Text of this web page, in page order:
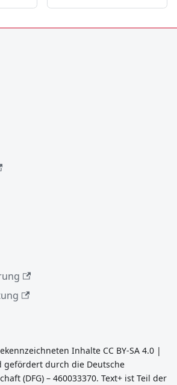
Inhalte CC BY-SA 4.0 |
gefördert durch die Deutsche
(DFG) – 460033370. Text+ ist Teil der